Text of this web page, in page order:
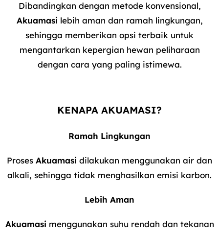
Dibandingkan dengan metode konvensional,
Akuamasi lebih aman dan ramah lingkungan,
sehingga memberikan opsi terbaik untuk
mengantarkan kepergian hewan peliharaan
dengan cara yang paling istimewa.
KENAPA AKUAMASI?
Ramah Lingkungan
Proses Akuamasi dilakukan menggunakan air dan
alkali, sehingga tidak menghasilkan emisi karbon.
Lebih Aman
Akuamasi menggunakan suhu rendah dan tekanan